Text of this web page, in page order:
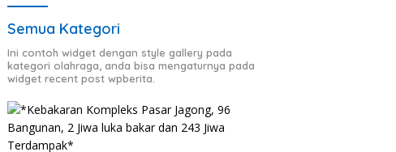
Semua Kategori
Ini contoh widget dengan style gallery pada
kategori olahraga, anda bisa mengaturnya pada
widget recent post wpberita.